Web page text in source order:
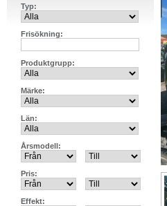
Typ:
Frisökning:
Produktgrupp:
Märke:
Län:
Årsmodell:
Pris:
Effekt: